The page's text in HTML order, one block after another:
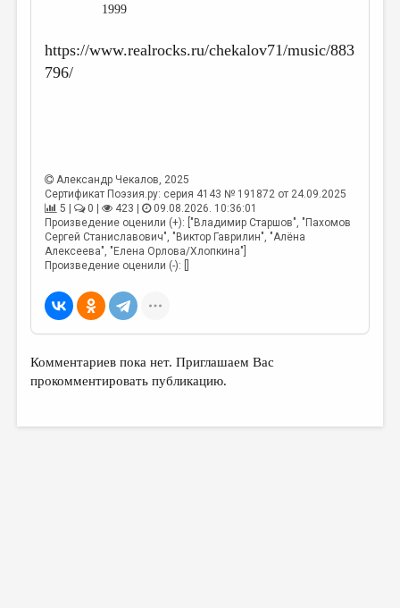
1999
https://www.realrocks.ru/chekalov71/music/883
796/
Александр Чекалов, 2025
Сертификат Поэзия.ру: серия 4143 № 191872 от 24.09.2025
5 |
0 | 423 |
09.08.2026. 10:36:01
Произведение оценили (+): ["Владимир Старшов", "Пахомов
Сергей Станиславович", "Виктор Гаврилин", "Алёна
Алексеева", "Елена Орлова/Хлопкина"]
Произведение оценили (-): []
Комментариев пока нет. Приглашаем Вас
прокомментировать публикацию.